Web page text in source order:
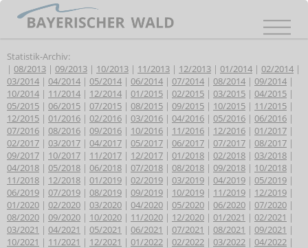
Statistik-Archiv:
| 08/2013 | 09/2013 | 10/2013 | 11/2013 | 12/2013 | 01/2014 | 02/2014 |
03/2014 | 04/2014 | 05/2014 | 06/2014 | 07/2014 | 08/2014 | 09/2014 |
10/2014 | 11/2014 | 12/2014 | 01/2015 | 02/2015 | 03/2015 | 04/2015 |
05/2015 | 06/2015 | 07/2015 | 08/2015 | 09/2015 | 10/2015 | 11/2015 |
12/2015 | 01/2016 | 02/2016 | 03/2016 | 04/2016 | 05/2016 | 06/2016 |
07/2016 | 08/2016 | 09/2016 | 10/2016 | 11/2016 | 12/2016 | 01/2017 |
02/2017 | 03/2017 | 04/2017 | 05/2017 | 06/2017 | 07/2017 | 08/2017 |
09/2017 | 10/2017 | 11/2017 | 12/2017 | 01/2018 | 02/2018 | 03/2018 |
04/2018 | 05/2018 | 06/2018 | 07/2018 | 08/2018 | 09/2018 | 10/2018 |
11/2018 | 12/2018 | 01/2019 | 02/2019 | 03/2019 | 04/2019 | 05/2019 |
06/2019 | 07/2019 | 08/2019 | 09/2019 | 10/2019 | 11/2019 | 12/2019 |
01/2020 | 02/2020 | 03/2020 | 04/2020 | 05/2020 | 06/2020 | 07/2020 |
08/2020 | 09/2020 | 10/2020 | 11/2020 | 12/2020 | 01/2021 | 02/2021 |
03/2021 | 04/2021 | 05/2021 | 06/2021 | 07/2021 | 08/2021 | 09/2021 |
10/2021 | 11/2021 | 12/2021 | 01/2022 | 02/2022 | 03/2022 | 04/2022 |